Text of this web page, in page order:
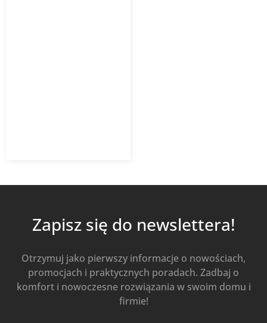
Zapisz się do newslettera!
Otrzymuj jako pierwszy informacje o nowościach,
promocjach i praktycznych poradach. Zadbaj o
komfort i nowoczesne rozwiązania w swoim domu i
firmie!